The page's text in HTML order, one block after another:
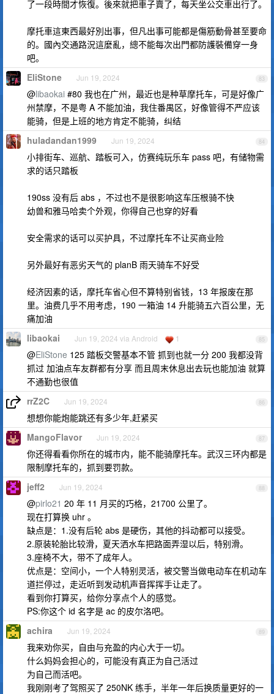
了一段時間才恢復。後來就把車子賣了，每天坐公交車出行了。
摩托車這東西最好別出事，但凡出事可能都是傷筋動骨甚至要命
的。國內交通路況這麼亂，總不能每次出門都防護裝備穿一身
吧。
83
EliStone Jun 19, 2024
@libaokai #80 我也在广州，最近也是种草摩托车，可是好像广
州禁摩，不是粤 A 不能加油，我住番禺区，好像管得不严应该
能骑，但是上班的地方肯定不能骑，纠结
84
huladandan1999 Jun 19, 2024
小排街车、巡航、踏板可入，仿赛纯玩乐车 pass 吧，有储物需
求的话只踏板
190ss 没有后 abs ，不过也不是很影响这车压根骑不快
幼兽和雅马哈卖个外观，你得自己也穿的好看
安全需求的话可以买护具，不过摩托车不让买商业险
另外最好有恶劣天气的 planB 雨天骑车不好受
经济因素的话，摩托车省心但不算特别省钱，13 年报废在那
里。油费几乎不用考虑，190 一箱油 14 升能骑五六百公里，无
痛加油
85
libaokai Jun 19, 2024 via Android 1
@EliStone 125 踏板交警基本不管 抓到也就一分 200 我都没背
抓过 加油点车友群都有分享 而且周末休息出去玩也能加油 就算
不通勤也很值
86
rrZ2C Jun 19, 2024
想想你能炮能跳还有多少年,赶紧买
87
MangoFlavor Jun 19, 2024
你还得看看你所在的城市内，能不能骑摩托车。武汉三环内都是
限制摩托车的，抓到要罚款。
88
jeff2 Jun 19, 2024
@pirlo21 20 年 11 月买的巧格，21700 公里了。
现在打算换 uhr 。
缺点是：1.没有后轮 abs 是硬伤，其他的抖动都可以接受。
2.原装轮胎比较滑，夏天洒水车把路面弄湿以后，特别滑。
3.座椅不大，带不了成年人。
优点是：空间小，一个人特别灵活，被交警当做电动车在机动车
道拦停过，走近听到发动机声音挥挥手让走了。
看到你打算买，给你分享点个人的感觉。
PS:你这个 id 名字是 ac 的皮尔洛吧。
89
achira Jun 19, 2024
我来劝你买，自由与充盈的内心大于一切。
什么妈妈会担心的，可能没有真正为自己活过
为自己而活吧。
我刚刚考了驾照买了 250NK 练手，半年一年后换质量更好的一